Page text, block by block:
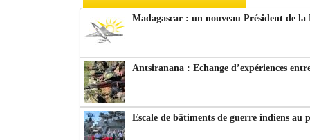
Madagascar : un nouveau Président de
Antsiranana : Echange d’expériences
Escale de bâtiments de guerre indiens au